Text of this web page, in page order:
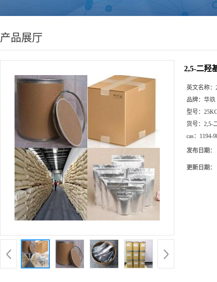
产品展厅
2,5-二羟
英文名称：
品牌： 华玖
型号：
货号： 2,5-
cas： 1194-
发布日期：
更新日期：